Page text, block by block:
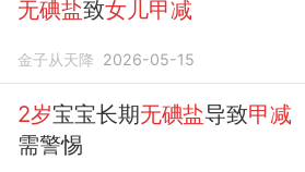
无碘盐致女儿甲减
金子从天降 2026-05-15
2岁宝宝长期无碘盐导致甲减
需警惕